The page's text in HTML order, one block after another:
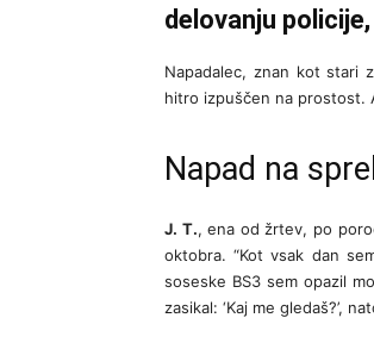
delovanju
Napadalec, znan kot stari
hitro izpuščen na prostost.
Napad na
J. T., ena od žrtev, po
oktobra. “Kot vsak dan
soseske BS3 sem opazil
zasikal: ‘Kaj me gledaš?’,